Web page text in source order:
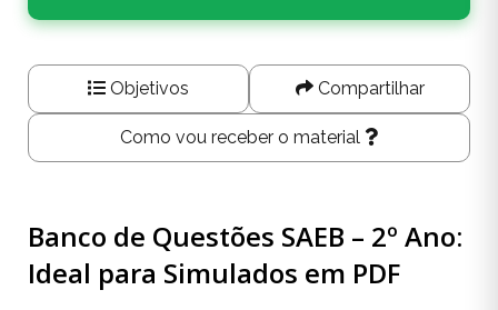
Objetivos Compartilhar
Como vou receber o material
Banco de Questões SAEB – 2º Ano:
Ideal para Simulados em PDF